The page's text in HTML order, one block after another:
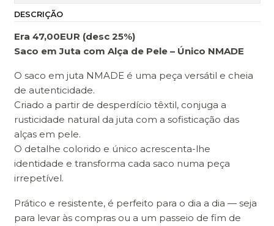
DESCRIÇÃO
Era 47,00EUR (desc 25%)
Saco em Juta com Alça de Pele – Único NMADE
O saco em juta NMADE é uma peça versátil e cheia
de autenticidade.
Criado a partir de desperdício têxtil, conjuga a
rusticidade natural da juta com a sofisticação das
alças em pele.
O detalhe colorido e único acrescenta-lhe
identidade e transforma cada saco numa peça
irrepetível.
Prático e resistente, é perfeito para o dia a dia — seja
para levar às compras ou a um passeio de fim de